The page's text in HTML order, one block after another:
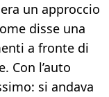
un approccio
disse una
a fronte di
Con l’auto
si andava